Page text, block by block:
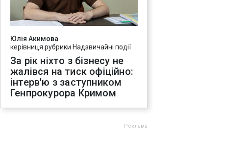
Юлія Акимова
керівниця рубрики Надзвичайні події
За рік ніхто з бізнесу не
жалівся на тиск офіційно:
інтерв'ю з заступником
Генпрокурора Кримом